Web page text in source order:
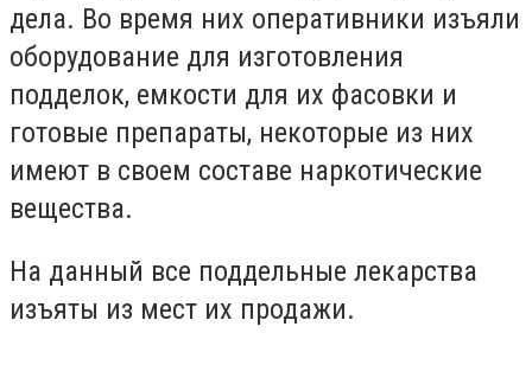
дела. Во время них оперативники изъяли
оборудование для изготовления
подделок, емкости для их фасовки и
готовые препараты, некоторые из них
имеют в своем составе наркотические
вещества.
На данный все поддельные лекарства
изъяты из мест их продажи.